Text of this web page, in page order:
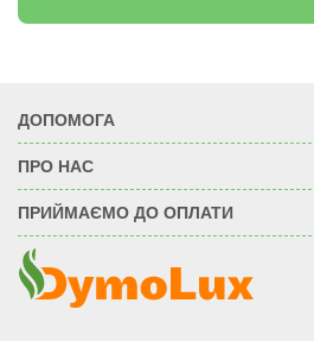
ДОПОМОГА
ПРО НАС
ПРИЙМАЄМО ДО ОПЛАТИ